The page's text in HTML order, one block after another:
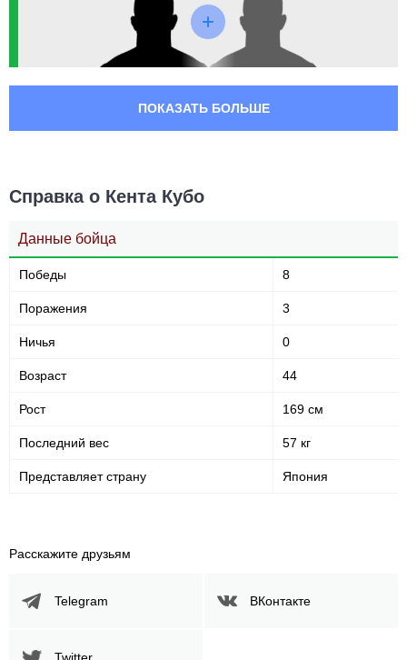
ПОКАЗАТЬ БОЛЬШЕ
Справка о Кента Кубо
Данные бойца
Победы 8
Поражения 3
Ничья 0
Возраст 44
Рост 169 см
Последний вес 57 кг
Представляет страну Япония
Расскажите друзьям
Telegram ВКонтакте
Twitter